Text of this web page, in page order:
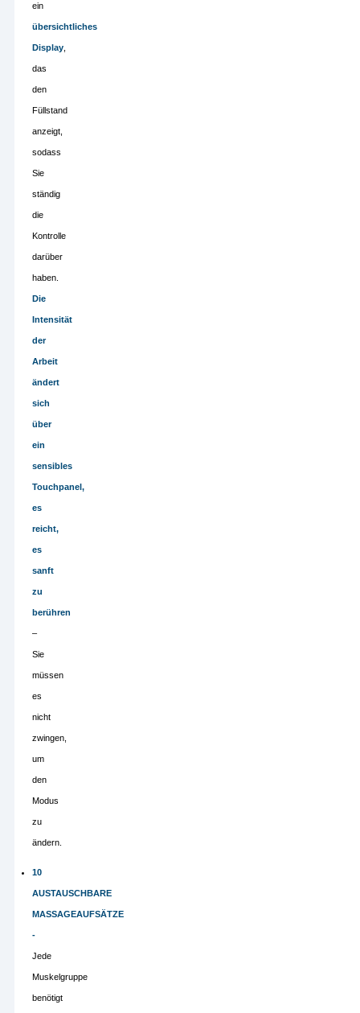
ein
übersichtliches
Display
das
den
Füllstand
anzeigt,
sodass
Sie
ständig
die
Kontrolle
darüber
haben.
Die
Intensität
der
Arbeit
ändert
sich
über
ein
sensibles
Touchpanel,
es
reicht,
es
sanft
zu
berühren
–
Sie
müssen
es
nicht
zwingen,
um
den
Modus
zu
ändern.
10
AUSTAUSCHBARE
MASSAGEAUFSÄTZE
-
Jede
Muskelgruppe
benötigt